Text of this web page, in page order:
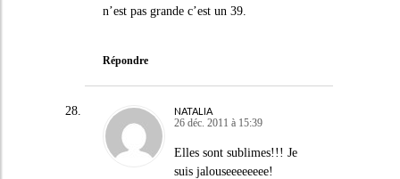
n’est pas grande c’est un 39.
Répondre
NATALIA
26 déc. 2011 à 15:39
Elles sont sublimes!!! Je
suis jalouseeeeeeee!